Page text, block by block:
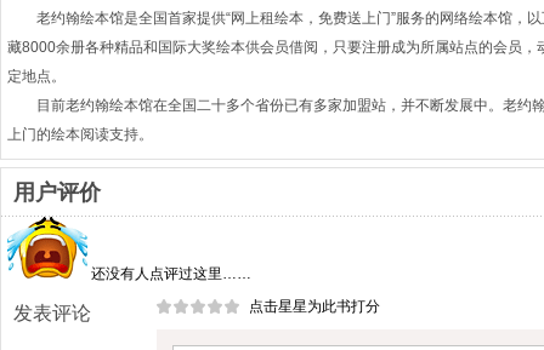
老约翰绘本馆是全国首家提供“网上租绘本，免费送上门”服务的网络绘本馆，
藏8000余册各种精品和国际大奖绘本供会员借阅，只要注册成为所属站点的会员
定地点。
目前老约翰绘本馆在全国二十多个省份已有多家加盟站，并不断发展中。老约
上门的绘本阅读支持。
用户评价
还没有人点评过这里……
发表评论 点击星星为此书打分